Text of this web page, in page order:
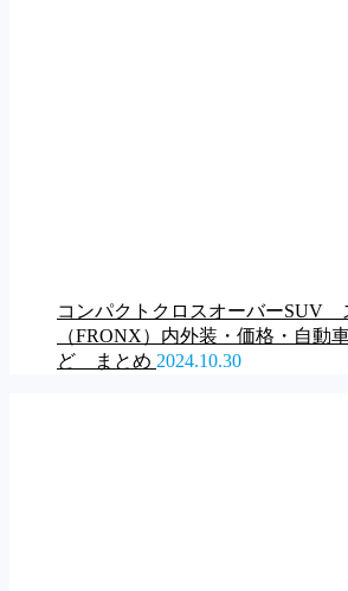
コンパクトクロスオーバーSUV
（FRONX）内外装・価格・自動
ど まとめ 2024.10.30